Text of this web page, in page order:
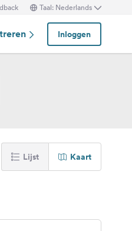
Taal: Nederlands
Inloggen
Lijst Kaart